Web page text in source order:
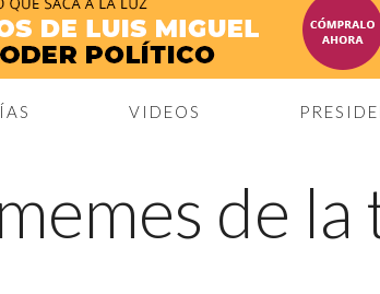
VIDEOS
de